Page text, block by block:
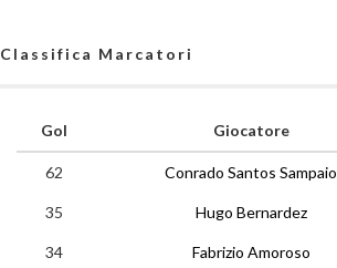
Classifica Marcatori
Gol Giocatore
62 Conrado Santos Sampaio
35 Hugo Bernardez
34 Fabrizio Amoroso